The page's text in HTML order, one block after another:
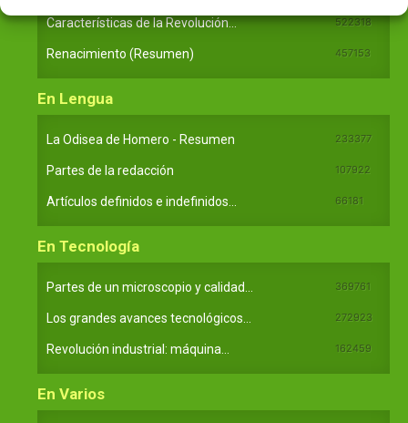
Características de la Revolución... 522318
Renacimiento (Resumen) 457153
En Lengua
La Odisea de Homero - Resumen 233377
Partes de la redacción 107922
Artículos definidos e indefinidos... 66181
En Tecnología
Partes de un microscopio y calidad... 369761
Los grandes avances tecnológicos... 272923
Revolución industrial: máquina... 162459
En Varios